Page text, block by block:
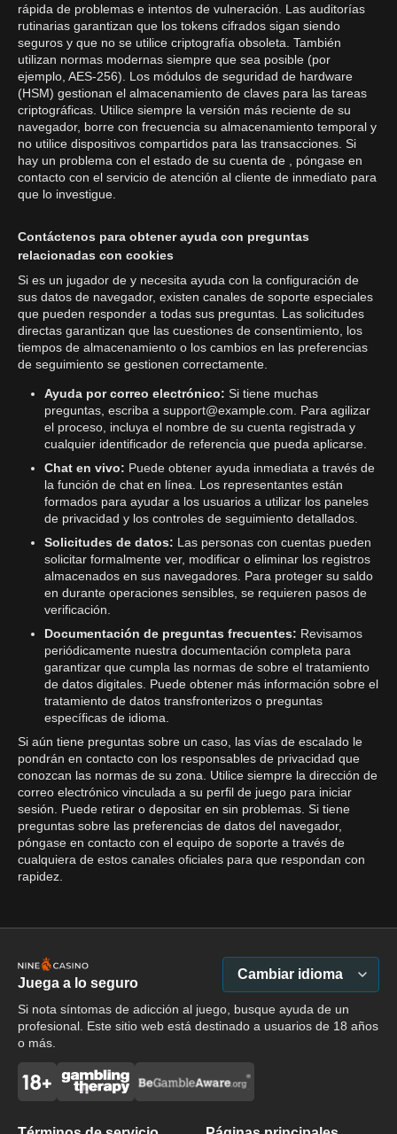
rápida de problemas e intentos de vulneración. Las auditorías
rutinarias garantizan que los tokens cifrados sigan siendo
seguros y que no se utilice criptografía obsoleta. También
utilizan normas modernas siempre que sea posible (por
ejemplo, AES-256). Los módulos de seguridad de hardware
(HSM) gestionan el almacenamiento de claves para las tareas
criptográficas. Utilice siempre la versión más reciente de su
navegador, borre con frecuencia su almacenamiento temporal y
no utilice dispositivos compartidos para las transacciones. Si
hay un problema con el estado de su cuenta de , póngase en
contacto con el servicio de atención al cliente de inmediato para
que lo investigue.
Contáctenos para obtener ayuda con preguntas
relacionadas con cookies
Si es un jugador de y necesita ayuda con la configuración de
sus datos de navegador, existen canales de soporte especiales
que pueden responder a todas sus preguntas. Las solicitudes
directas garantizan que las cuestiones de consentimiento, los
tiempos de almacenamiento o los cambios en las preferencias
de seguimiento se gestionen correctamente.
Ayuda por correo electrónico: Si tiene muchas
preguntas, escriba a support@example.com . Para agilizar
el proceso, incluya el nombre de su cuenta registrada y
cualquier identificador de referencia que pueda aplicarse.
Chat en vivo: Puede obtener ayuda inmediata a través de
la función de chat en línea. Los representantes están
formados para ayudar a los usuarios a utilizar los paneles
de privacidad y los controles de seguimiento detallados.
Solicitudes de datos: Las personas con cuentas pueden
solicitar formalmente ver, modificar o eliminar los registros
almacenados en sus navegadores. Para proteger su saldo
en durante operaciones sensibles, se requieren pasos de
verificación.
Documentación de preguntas frecuentes: Revisamos
periódicamente nuestra documentación completa para
garantizar que cumpla las normas de sobre el tratamiento
de datos digitales. Puede obtener más información sobre el
tratamiento de datos transfronterizos o preguntas
específicas de idioma.
Si aún tiene preguntas sobre un caso, las vías de escalado le
pondrán en contacto con los responsables de privacidad que
conozcan las normas de su zona. Utilice siempre la dirección de
correo electrónico vinculada a su perfil de juego para iniciar
sesión. Puede retirar o depositar en sin problemas. Si tiene
preguntas sobre las preferencias de datos del navegador,
póngase en contacto con el equipo de soporte a través de
cualquiera de estos canales oficiales para que respondan con
rapidez.
Juega a lo seguro
Si nota síntomas de adicción al juego, busque ayuda de un
profesional. Este sitio web está destinado a usuarios de 18 años
o más.
Cambiar idioma